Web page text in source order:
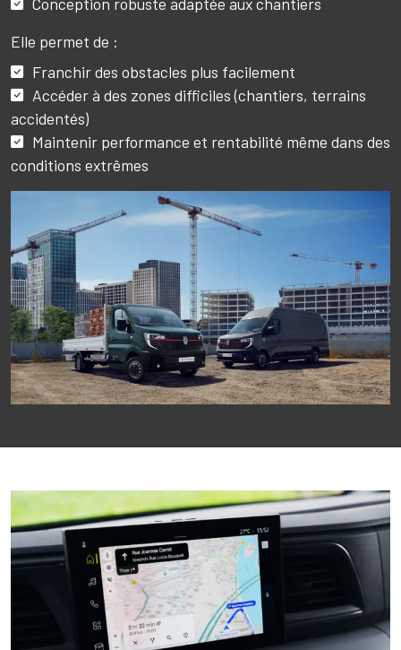
Elle permet de :
Franchir des obstacles plus facilement
Accéder à des zones difficiles (chantiers, terrains
accidentés)
Maintenir performance et rentabilité même dans des
conditions extrêmes
Image